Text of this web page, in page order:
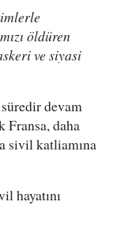
öldüren
ve siyasi
devam
Fransa, daha
sivil katliamına
hayatını